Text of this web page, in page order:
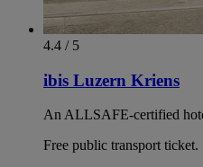
4.4 / 5
ibis Luzern Kriens
An ALLSAFE-certified
Free public transport ticket.